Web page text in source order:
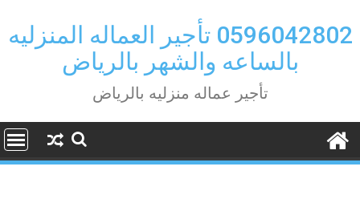
to
content
0596042802 تأجير العماله المنزليه
بالساعه والشهر بالرياض
تأجير عماله منزليه بالرياض